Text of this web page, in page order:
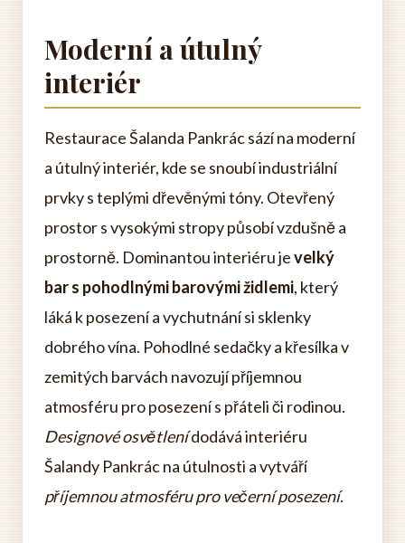
Moderní a útulný
interiér
Restaurace Šalanda Pankrác sází na moderní
a útulný interiér, kde se snoubí industriální
prvky s teplými dřevěnými tóny. Otevřený
prostor s vysokými stropy působí vzdušně a
prostorně. Dominantou interiéru jevelký
bar s pohodlnými barovými židlemi, který
láká k posezení a vychutnání si sklenky
dobrého vína. Pohodlné sedačky a křesílka v
zemitých barvách navozují příjemnou
atmosféru pro posezení s přáteli či rodinou.
Designové osvětlenídodává interiéru
Šalandy Pankrác na útulnosti a vytváří
příjemnou atmosféru pro večerní posezení.